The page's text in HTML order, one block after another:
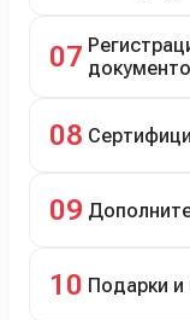
07
08
технический
09
10 Подарки и